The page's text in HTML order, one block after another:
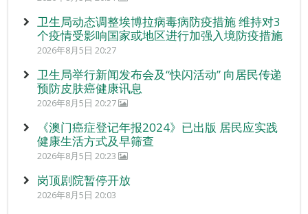
卫生局动态调整埃博拉病毒病防疫措施 维持对3
个疫情受影响国家或地区进行加强入境防疫措施
2026年8月5日 20:27
卫生局举行新闻发布会及“快闪活动” 向居民传递
预防皮肤癌健康讯息
2026年8月5日 20:27
《澳门癌症登记年报2024》已出版 居民应实践
健康生活方式及早筛查
2026年8月5日 20:23
岗顶剧院暂停开放
2026年8月5日 20:03